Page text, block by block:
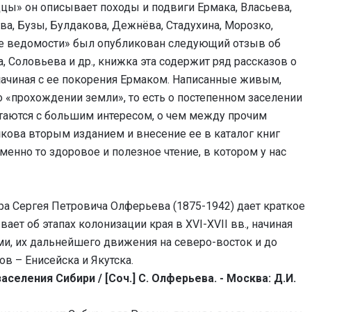
он описывает походы и подвиги Ермака, Власьева,
Бузы, Булдакова, Дежнёва, Стадухина, Морозко,
ведомости» был опубликован следующий отзыв об
Соловьева и др., книжка эта содержит ряд рассказов о
с ее покорения Ермаком. Написанные живым,
земли», то есть о постепенном заселении
с большим интересом, о чем между прочим
вторым изданием и внесение ее в каталог книг
то здоровое и полезное чтение, в котором у нас
Сергея Петровича Олферьева (1875-1942) дает краткое
об этапах колонизации края в XVI-XVII вв., начиная
их дальнейшего движения на северо-восток и до
– Енисейска и Якутска.
Сибири / [Соч.] С. Олферьева. - Москва: Д.И.